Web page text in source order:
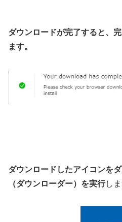
ダウンロードが完了すると、
ます。
ダウンロードしたアイコンを
（ダウンローダー）を実行しま